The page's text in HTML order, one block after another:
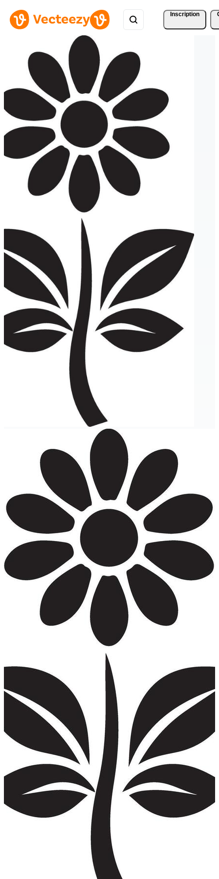
Inscription